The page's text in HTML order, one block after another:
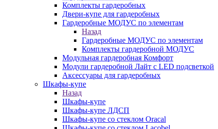
Комплекты гардеробных
Двери-купе для гардеробных
Гардеробные МОДУС по элементам
Назад
Гардеробные МОДУС по элементам
Комплекты гардеробной МОДУС
Модульная гардеробная Комфорт
Модули гардеробной Лайт с LED подсветкой
Аксессуары для гардеробных
Шкафы-купе
Назад
Шкафы-купе
Шкафы-купе ЛДСП
Шкафы-купе со стеклом Oracal